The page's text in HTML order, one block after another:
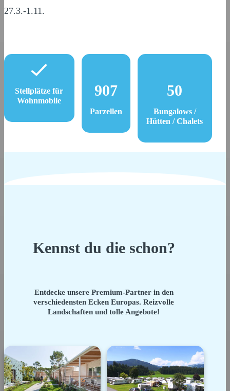
27.3.-1.11.
Stellplätze für
Wohnmobile
907
Parzellen
50
Bungalows /
Hütten / Chalets
Kennst du die schon?
Entdecke unsere Premium-Partner in den
verschiedensten Ecken Europas. Reizvolle
Landschaften und tolle Angebote!